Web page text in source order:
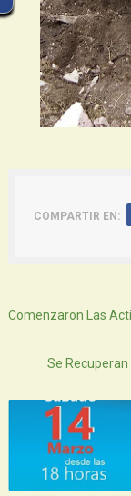
COMPARTIR EN:
Comenzaron Las
Se